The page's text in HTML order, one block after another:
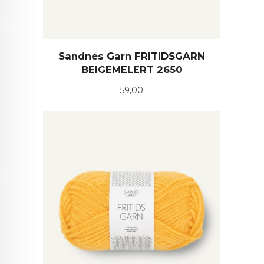
Sandnes Garn FRITIDSGARN
BEIGEMELERT 2650
Pris
59,00